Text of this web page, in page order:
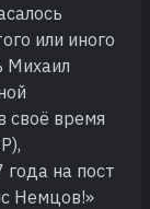
или иного
Михаил
своё время
года на пост
Немцов!»